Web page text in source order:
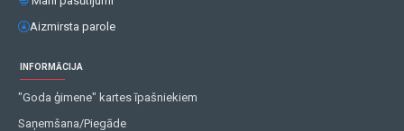
Aizmirsta parole
INFORMĀCIJA
"Goda ģimene" kartes īpašniekiem
Saņemšana/Piegāde